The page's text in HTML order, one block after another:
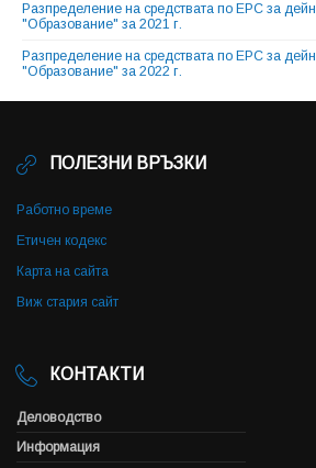
Разпределение на средствата по ЕРС за
"Образование" за 2021 г.
Разпределение на средствата по ЕРС за
"Образование" за 2022 г.
ПОЛЕЗНИ ВРЪЗКИ
Работно време
Етичен кодекс
Карта на сайта
Виж стария сайт
КОНТАКТИ
Деловодство
Информация